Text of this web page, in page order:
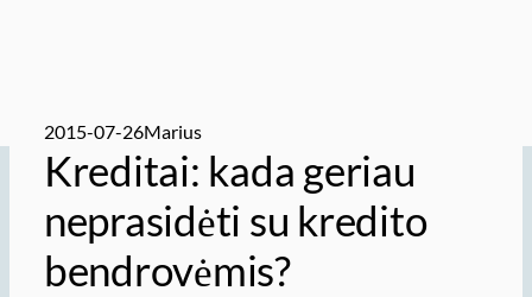
2015-07-26Marius
Kreditai: kada geriau
neprasidėti su kredito
bendrovėmis?